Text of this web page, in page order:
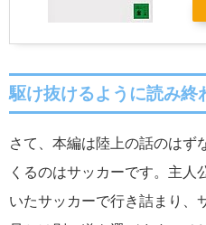
駆け抜けるように読み終
さて、本編は陸上の話のはず
くるのはサッカーです。主人
いたサッカーで行き詰まり、